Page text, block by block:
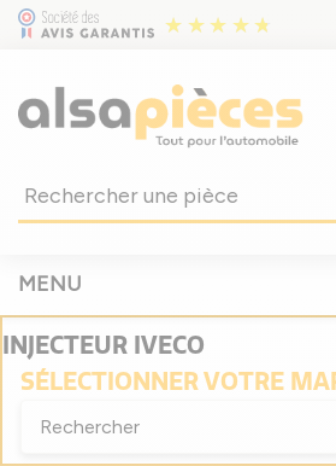
MENU
INJECTEUR IVECO
SÉLECTIONNERVOTRE